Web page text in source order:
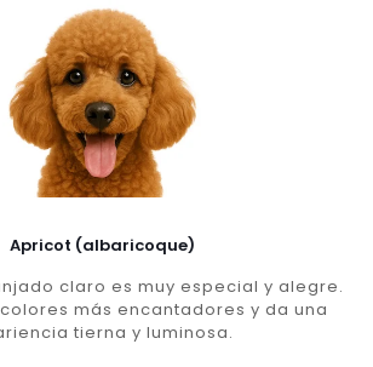
Apricot (albaricoque)
claro es muy especial y alegre.
más encantadores y da una
tierna y luminosa.